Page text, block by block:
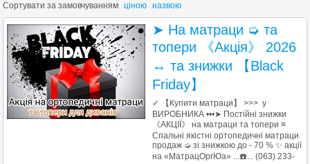
Сортувати зазамовчуванням ціною назвою
➤ На матраци ➭ та
топери 《Акція》 2026
↔ та знижки 【Black
Friday】
✓ 【Купити матраци】 >>> у
ВИРОБНИКА •••➤ Постійні знижки
《АКЦІЇ》 на матраци та топери ≡
Спальні якістні ортопедичні матраци
продаж ➭ зі знижкою до - 70 % ✨ акції
на «МатрацОргЮа» ...☎️... (063) 233-